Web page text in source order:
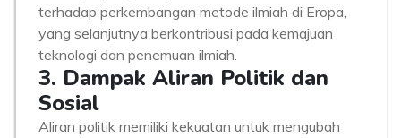
terhadap perkembangan metode ilmiah di Eropa,
yang selanjutnya berkontribusi pada kemajuan
teknologi dan penemuan ilmiah.
3. Dampak Aliran Politik dan
Sosial
Aliran politik memiliki kekuatan untuk mengubah